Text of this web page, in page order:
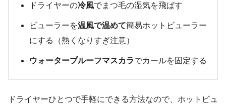
ドライヤーの冷風でまつ毛の湿気を飛ばす
ビューラーを温風で温めて簡易ホットビューラー
にする（熱くなりすぎ注意）
ウォータープルーフマスカラでカールを固定する
ドライヤーひとつで手軽にできる方法なので、ホットビュ